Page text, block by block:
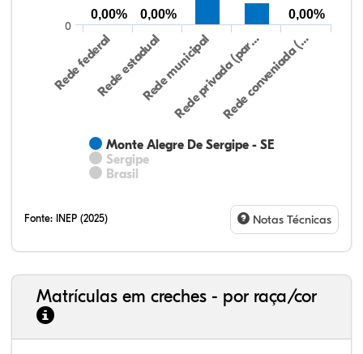
Monte Alegre De Sergipe - SE
Sergipe
Brasil
Rede federalRede estadualRede municipal
Rede privada (par…Rede conveniada (…
0
0,00% 0,00%
0,00%
Fonte: INEP (2025) Notas Técnicas
Matrículas em creches - por raça/cor